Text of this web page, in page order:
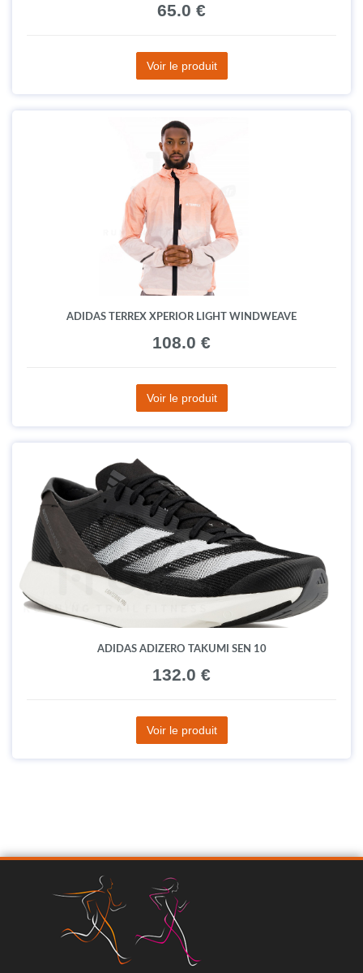
65.0 €
Voir le produit
ADIDAS TERREX XPERIOR LIGHT WINDWEAVE
108.0 €
Voir le produit
ADIDAS ADIZERO TAKUMI SEN 10
132.0 €
Voir le produit